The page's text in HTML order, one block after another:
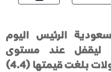
الرئيس اليوم
نقطة ليقفل عند مستوى
(11002.04) نقطة، وبتداولات بلغت قيمتها (4.4)